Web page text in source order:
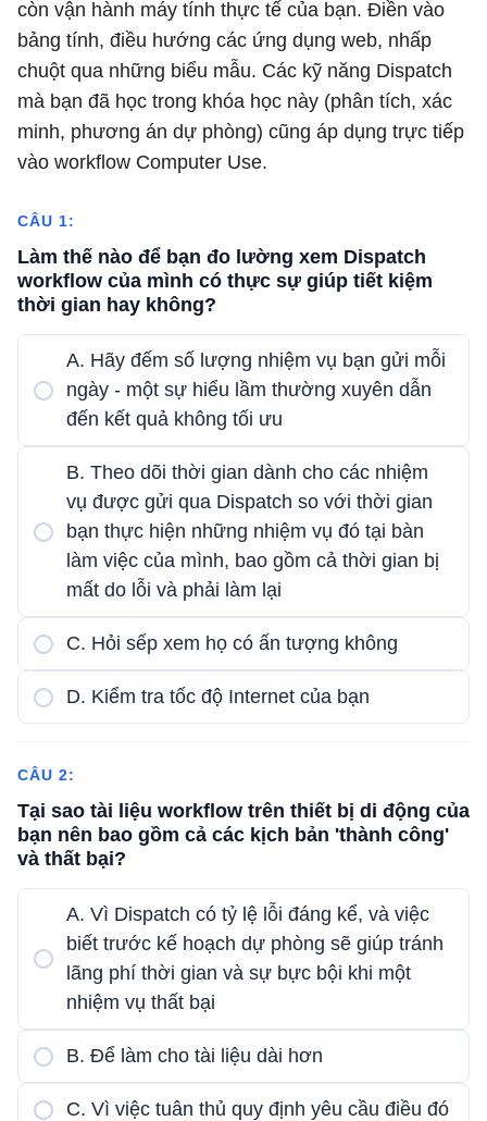
còn vận hành máy tính thực tế của bạn. Điền vào
bảng tính, điều hướng các ứng dụng web, nhấp
chuột qua những biểu mẫu. Các kỹ năng Dispatch
mà bạn đã học trong khóa học này (phân tích, xác
minh, phương án dự phòng) cũng áp dụng trực tiếp
vào workflow Computer Use.
CÂU 1:
Làm thế nào để bạn đo lường xem Dispatch
workflow của mình có thực sự giúp tiết kiệm
thời gian hay không?
A. Hãy đếm số lượng nhiệm vụ bạn gửi mỗi
ngày - một sự hiểu lầm thường xuyên dẫn
đến kết quả không tối ưu
B. Theo dõi thời gian dành cho các nhiệm
vụ được gửi qua Dispatch so với thời gian
bạn thực hiện những nhiệm vụ đó tại bàn
làm việc của mình, bao gồm cả thời gian bị
mất do lỗi và phải làm lại
C. Hỏi sếp xem họ có ấn tượng không
D. Kiểm tra tốc độ Internet của bạn
CÂU 2:
Tại sao tài liệu workflow trên thiết bị di động của
bạn nên bao gồm cả các kịch bản 'thành công'
và thất bại?
A. Vì Dispatch có tỷ lệ lỗi đáng kể, và việc
biết trước kế hoạch dự phòng sẽ giúp tránh
lãng phí thời gian và sự bực bội khi một
nhiệm vụ thất bại
B. Để làm cho tài liệu dài hơn
C. Vì việc tuân thủ quy định yêu cầu điều đó